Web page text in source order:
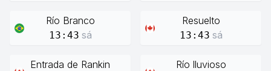
Río Branco
13:43 sá
Resuelto
13:43 sá
Entrada de Rankin Río lluvioso